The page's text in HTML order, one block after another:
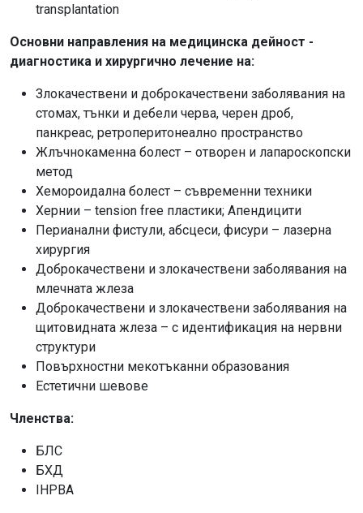
transplantation
Основни направления на медицинска дейност -
диагностика и хирургично лечение на:
Злокачествени и доброкачествени заболявания на
стомах, тънки и дебели черва, черен дроб,
панкреас, ретроперитонеално пространство
Жлъчнокаменна болест – отворен и лапароскопски
метод
Хемороидална болест – съвременни техники
Хернии – tension free пластики; Апендицити
Перианални фистули, абсцеси, фисури – лазерна
хирургия
Доброкачествени и злокачествени заболявания на
млечната жлеза
Доброкачествени и злокачествени заболявания на
щитовидната жлеза – с идентификация на нервни
структури
Повърхностни мекотъканни образования
Естетични шевове
Членства:
БЛС
БХД
IHPBA